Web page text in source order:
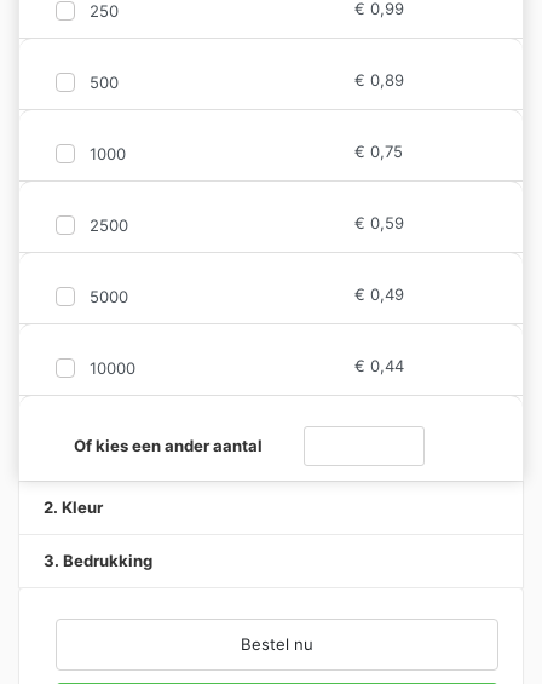
250 € 0,99
500 € 0,89
1000 € 0,75
2500 € 0,59
5000 € 0,49
10000 € 0,44
Of kies een ander aantal
2. Kleur
3. Bedrukking
Bestel nu